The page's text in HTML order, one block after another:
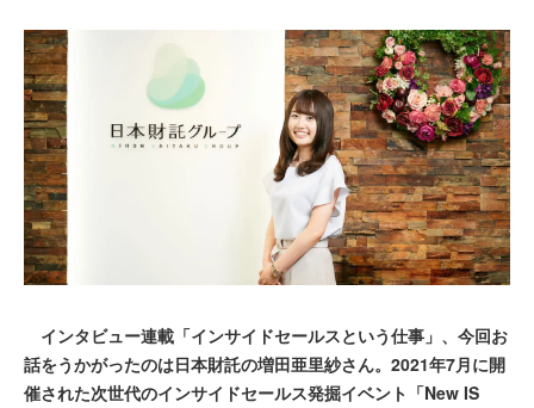
インタビュー連載「インサイドセールスという仕事」、今回お
話をうかがったのは日本財託の増田亜里紗さん。2021年7月に開
催された次世代のインサイドセールス発掘イベント「New IS